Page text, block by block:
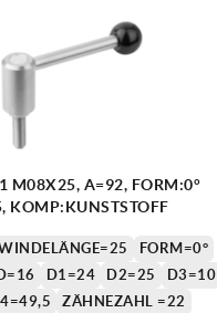
M08X25, A=92, FORM:0°
KOMP:KUNSTSTOFF
FORM=0°
D1=24 D2=25 D3=10
ZÄHNEZAHL =22